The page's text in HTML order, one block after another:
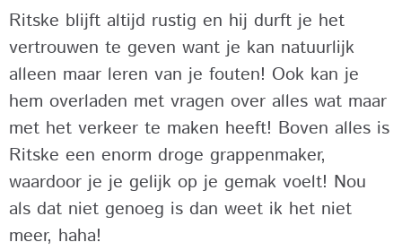
Ritske blijft altijd rustig en hij durft je het
vertrouwen te geven want je kan natuurlijk
alleen maar leren van je fouten! Ook kan je
hem overladen met vragen over alles wat maar
met het verkeer te maken heeft! Boven alles is
Ritske een enorm droge grappenmaker,
waardoor je je gelijk op je gemak voelt! Nou
als dat niet genoeg is dan weet ik het niet
meer, haha!